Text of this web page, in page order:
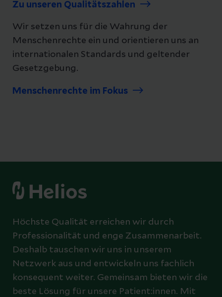
Zu unseren Qualitätszahlen
Wir setzen uns für die Wahrung der
Menschenrechte ein und orientieren uns an
internationalen Standards und geltender
Gesetzgebung.
Menschenrechte im Fokus
Höchste Qualität erreichen wir durch
Professionalität und enge Zusammenarbeit.
Deshalb tauschen wir uns in unserem
Netzwerk aus und entwickeln uns fachlich
konsequent weiter. Gemeinsam bieten wir die
beste Lösung für unsere Patient:innen. Mit